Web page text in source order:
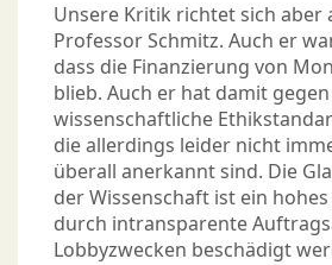
Unsere Kritik richtet sich aber
Professor Schmitz. Auch er
dass die Finanzierung von
blieb. Auch er hat damit
wissenschaftliche
die allerdings leider nicht
überall anerkannt sind. Die
der Wissenschaft ist ein
durch intransparente
Lobbyzwecken beschädigt